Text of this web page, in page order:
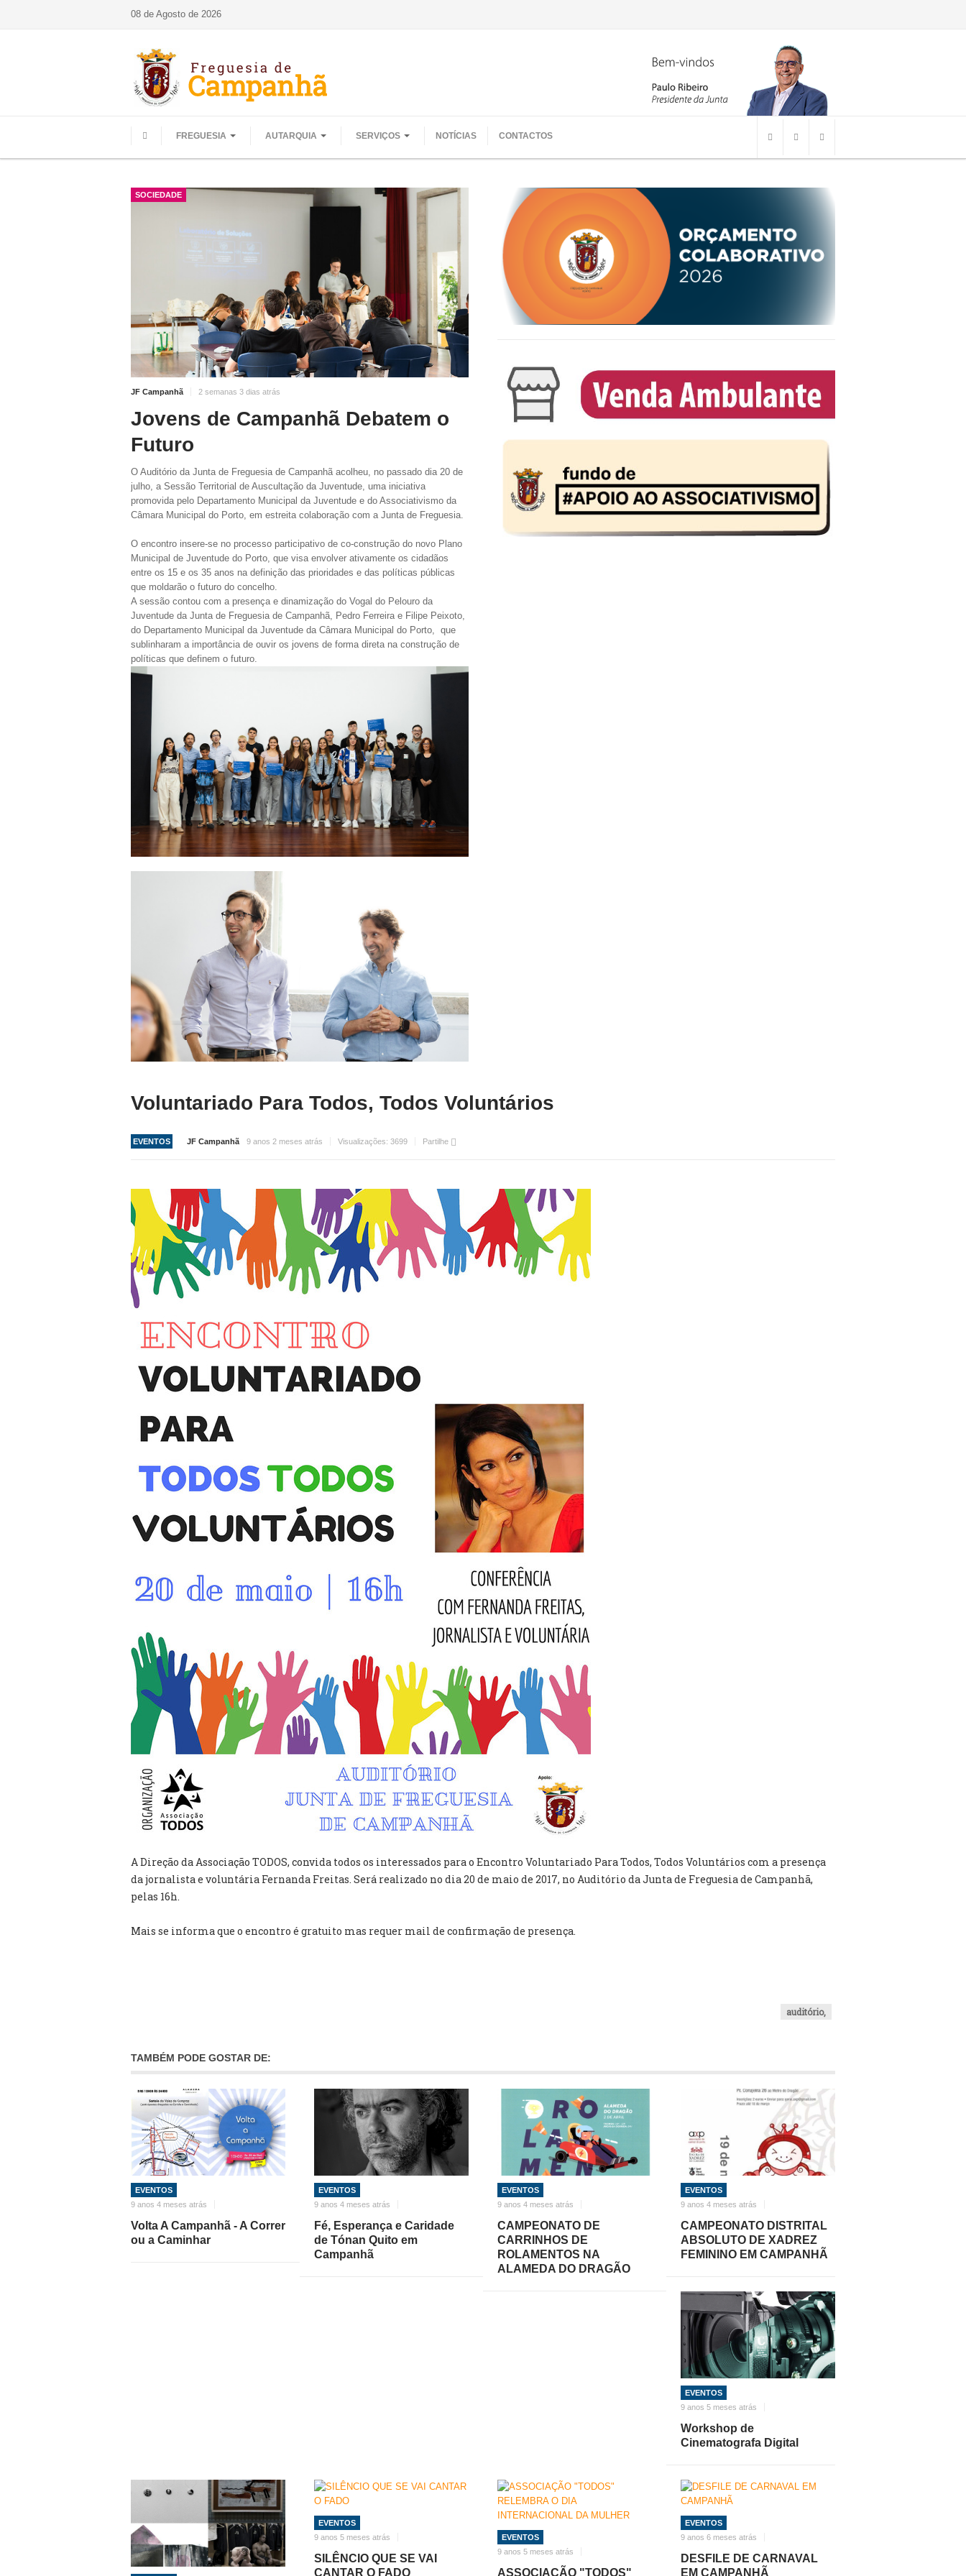
08 de Agosto de 2026
FREGUESIA AUTARQUIA SERVIÇOS NOTÍCIAS CONTACTOS
SOCIEDADE
JF Campanhã 2 semanas 3 dias atrás
Jovens de Campanhã Debatem o
Futuro
O Auditório da Junta de Freguesia de Campanhã acolheu, no passado dia 20 de
julho, a Sessão Territorial de Auscultação da Juventude, uma iniciativa
promovida pelo Departamento Municipal da Juventude e do Associativismo da
Câmara Municipal do Porto, em estreita colaboração com a Junta de Freguesia.
O encontro insere-se no processo participativo de co-construção do novo Plano
Municipal de Juventude do Porto, que visa envolver ativamente os cidadãos
entre os 15 e os 35 anos na definição das prioridades e das políticas públicas
que moldarão o futuro do concelho.
A sessão contou com a presença e dinamização do Vogal do Pelouro da
Juventude da Junta de Freguesia de Campanhã, Pedro Ferreira e Filipe Peixoto,
do Departamento Municipal da Juventude da Câmara Municipal do Porto, que
sublinharam a importância de ouvir os jovens de forma direta na construção de
políticas que definem o futuro.
Voluntariado Para Todos, Todos Voluntários
EVENTOS JF Campanhã 9 anos 2 meses atrás Visualizações: 3699 Partilhe
A Direção da Associação TODOS, convida todos os interessados para o Encontro Voluntariado Para Todos, Todos Voluntários com a presença
da jornalista e voluntária Fernanda Freitas. Será realizado no dia 20 de maio de 2017, no Auditório da Junta de Freguesia de Campanhã,
pelas 16h.
Mais se informa que o encontro é gratuito mas requer mail de confirmação de presença.
auditório,
TAMBÉM PODE GOSTAR DE:
EVENTOS
9 anos 4 meses atrás
Volta A Campanhã - A Correr
ou a Caminhar
EVENTOS
9 anos 4 meses atrás
Fé, Esperança e Caridade
de Tónan Quito em
Campanhã
EVENTOS
9 anos 4 meses atrás
CAMPEONATO DE
CARRINHOS DE
ROLAMENTOS NA
ALAMEDA DO DRAGÃO
EVENTOS
9 anos 4 meses atrás
CAMPEONATO DISTRITAL
ABSOLUTO DE XADREZ
FEMININO EM CAMPANHÃ
EVENTOS
9 anos 5 meses atrás
Workshop de
Cinematografa Digital
EVENTOS
9 anos 5 meses atrás
SILÊNCIO QUE SE VAI
CANTAR O FADO
EVENTOS
9 anos 5 meses atrás
ASSOCIAÇÃO "TODOS"
EVENTOS
9 anos 6 meses atrás
DESFILE DE CARNAVAL
EM CAMPANHÃ